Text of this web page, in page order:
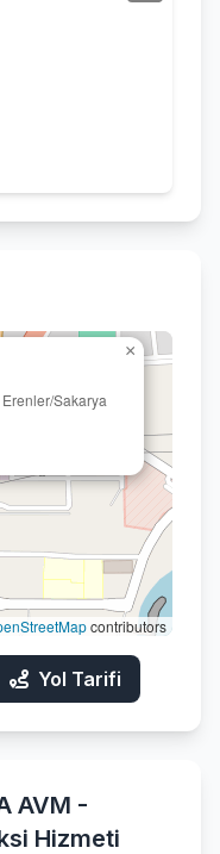
Sakarya
×
contributors
Yol Tarifi
AVM -
Hizmeti